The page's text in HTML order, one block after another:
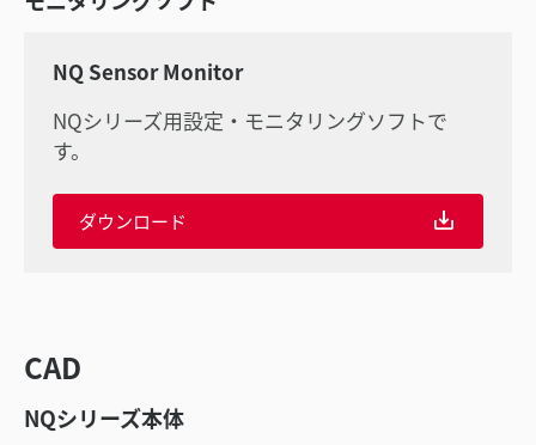
NQ Sensor Monitor
NQシリーズ用設定・モニタリングソフトで
す。
ダウンロード
CAD
NQシリーズ本体